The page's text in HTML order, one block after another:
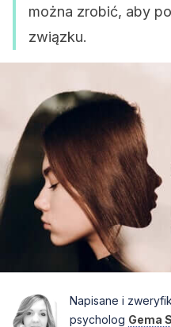
można zrobić, aby
związku.
Napisane i
psycholog Gema